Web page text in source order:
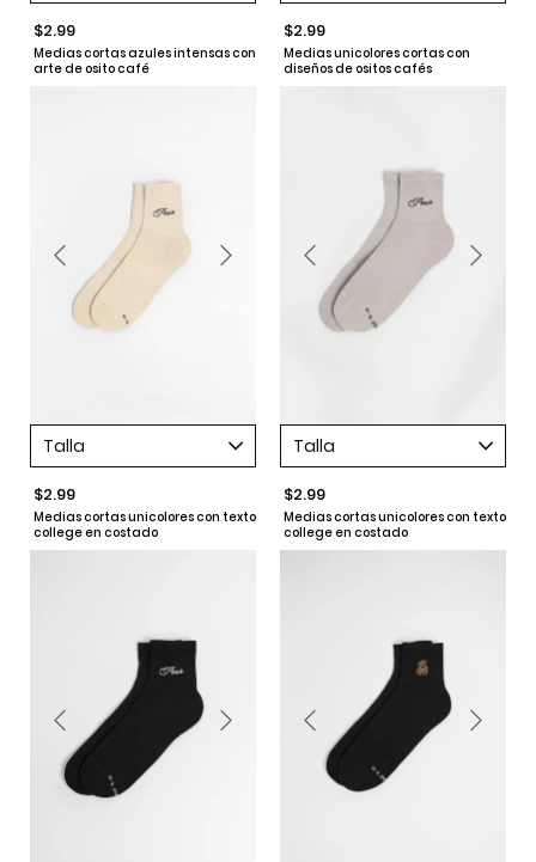
$2.99
Medias cortas azules intensas con
arte de osito café
$2.99
Medias unicolores cortas con
diseños de ositos cafés
Talla
$2.99
Medias cortas unicolores con texto
college en costado
Talla
$2.99
Medias cortas unicolores con texto
college en costado